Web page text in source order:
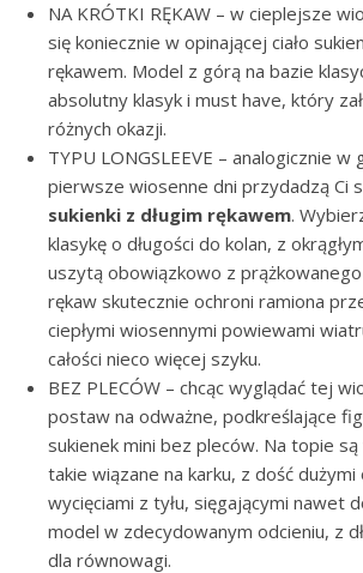
NA KRÓTKI RĘKAW – w cieplejsze
się koniecznie w opinającej ciało
rękawem. Model z górą na bazie
absolutny klasyk i must have, który
różnych okazji.
TYPU LONGSLEEVE – analogicznie w
pierwsze wiosenne dni przydadzą Ci
sukienki z długim rękawem.
klasykę o długości do kolan, z
uszytą obowiązkowo z prążkowanego
rękaw skutecznie ochroni ramiona
ciepłymi wiosennymi powiewami
całości nieco więcej szyku.
BEZ PLECÓW – chcąc wyglądać tej
postaw na odważne, podkreślające
sukienek mini bez pleców. Na topie
takie wiązane na karku, z dość dużymi
wycięciami z tyłu, sięgającymi nawet
model w zdecydowanym odcieniu, z
dla równowagi.